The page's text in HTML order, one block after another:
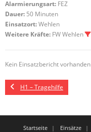
Alarmierungsart: FEZ
Dauer: 50 Minuten
Einsatzort:Wehlen
Weitere Kräfte: FW Wehlen
Kein Einsatzbericht vorhanden
H1 – Tragehilfe
Startseite Einsätze